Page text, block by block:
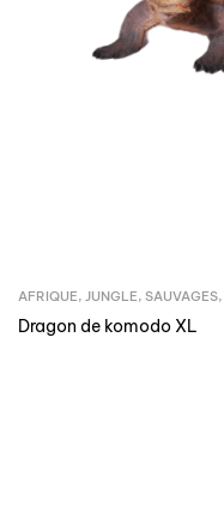
AFRIQUE, JUNGLE, SAUVAGES,
Dragon de komodo XL